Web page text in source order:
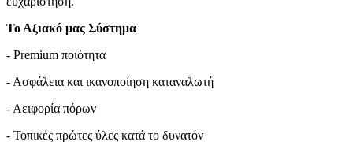
Το Αξιακό μας Σύστημα
- Premium ποιότητα
- Ασφάλεια και ικανοπoίηση καταναλωτή
- Αειφορία πόρων
- Τοπικές πρώτες ύλες κατά το δυνατόν